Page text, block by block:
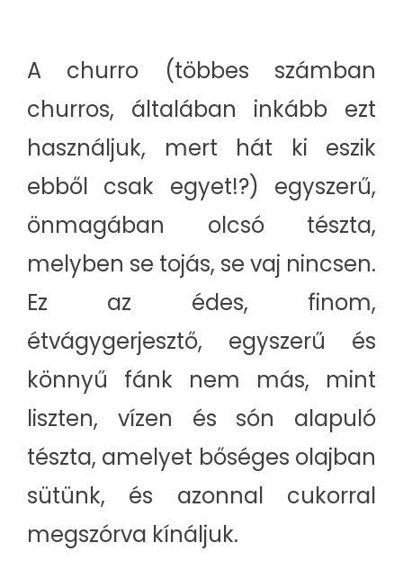
A churro (többes számban
churros, általában inkább ezt
használjuk, mert hát ki eszik
ebből csak egyet!?) egyszerű,
önmagában olcsó tészta,
melyben se tojás, se vaj nincsen.
Ez az édes, finom,
étvágygerjesztő, egyszerű és
könnyű fánk nem más, mint
liszten, vízen és són alapuló
tészta, amelyet bőséges olajban
sütünk, és azonnal cukorral
megszórva kínáljuk.